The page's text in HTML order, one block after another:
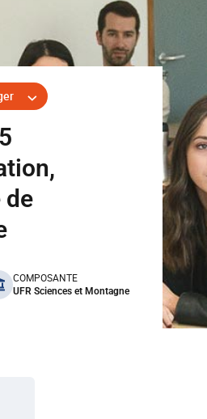
de
COMPOSANTE
UFR Sciences et Montagne